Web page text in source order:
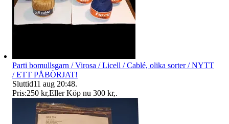
Parti bomullsgarn / Virosa / Licell / Cablé, olika sorter / NYTT
/ ETT PÅBÖRJAT!
Sluttid11 aug 20:48.
Pris:250 kr,Eller Köp nu 300 kr,.